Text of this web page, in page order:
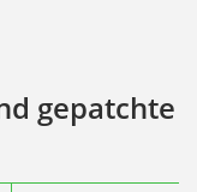
gepatchte